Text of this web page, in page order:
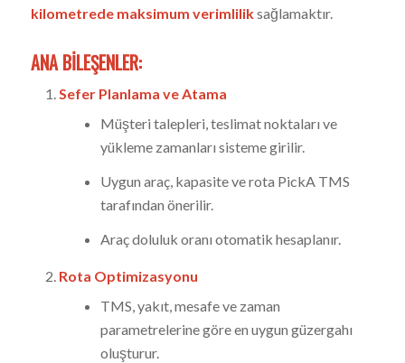
kilometrede maksimum verimliliksağlamaktır.
ANA BILEŞENLER:
Sefer Planlama ve Atama
Müşteri talepleri, teslimat noktaları ve
yükleme zamanları sisteme girilir.
Uygun araç, kapasite ve rota PickA TMS
tarafından önerilir.
Araç doluluk oranı otomatik hesaplanır.
Rota Optimizasyonu
TMS, yakıt, mesafe ve zaman
parametrelerine göre en uygun güzergahı
oluşturur.